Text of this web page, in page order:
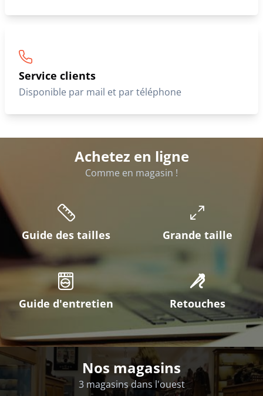
Service clients
Disponible par mail et par téléphone
Achetez en ligne
Comme en magasin !
Guide des tailles Grande taille
Guide d'entretien Retouches
Nos magasins
3 magasins dans l'ouest